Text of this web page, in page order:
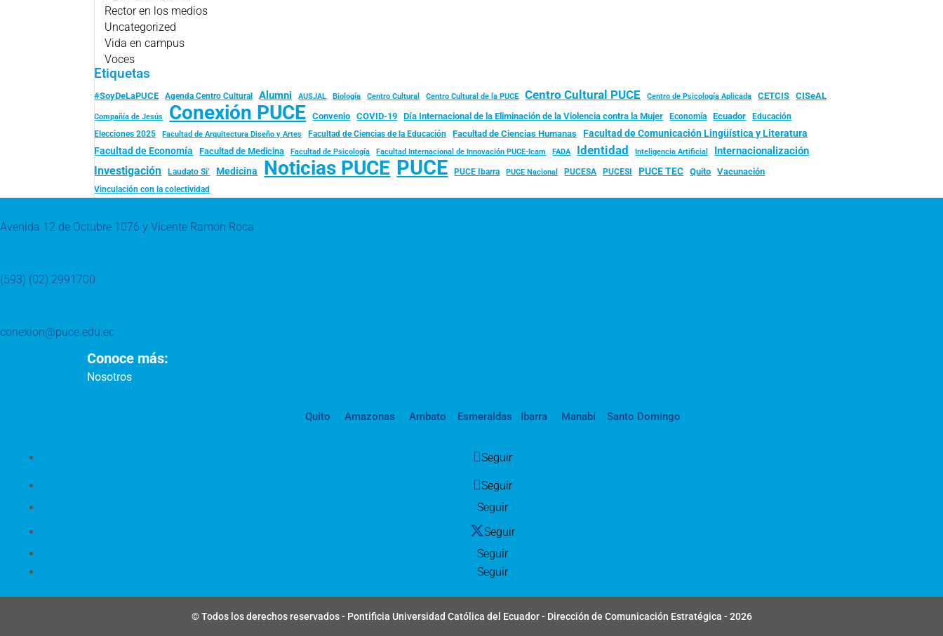
Rector en los medios
Uncategorized
Vida en campus
Voces
Etiquetas
#SoyDeLaPUCE Agenda Centro Cultural Alumni AUSJAL Biología Centro Cultural Centro Cultural de la PUCE Centro Cultural PUCE Centro de Psicología Aplicada CETCIS CISeAL
Compañía de Jesús Conexión PUCE Convenio COVID-19 Día Internacional de la Eliminación de la Violencia contra la Mujer Economía Ecuador
Educación
Elecciones 2025
Facultad de Arquitectura Diseño y Artes Facultad de Ciencias de la Educación Facultad de Ciencias Humanas Facultad de Comunicación Lingüística y Literatura
Facultad de Economía Facultad de Medicina Facultad de Psicología Facultad Internacional de Innovación PUCE-Icam FADA Identidad Inteligencia Artificial Internacionalización
Investigación Laudato Si’ Medicina Noticias PUCE PUCE PUCE Ibarra PUCE Nacional PUCESA PUCESI PUCE TEC Quito Vacunación
Vinculación con la colectividad
Avenida 12 de Octubre 1076 y Vicente Ramón Roca
(593) (02) 2991700
conexion@puce.edu.ec
Conoce más:
Nosotros
Quito Amazonas Ambato Esmeraldas Ibarra Manabí Santo Domingo
Seguir
Seguir
Seguir
Seguir
Seguir
Seguir
© Todos los derechos reservados - Pontificia Universidad Católica del Ecuador - Dirección de Comunicación Estratégica - 2026